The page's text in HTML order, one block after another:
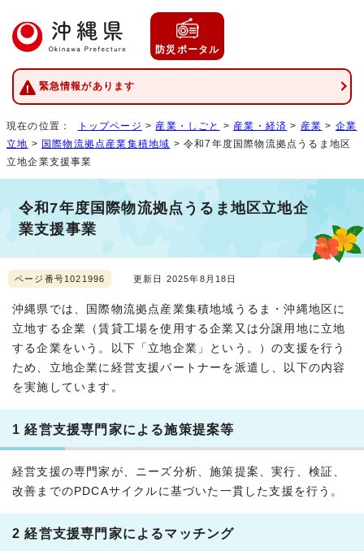
防災ポータル
緊急情報があります
現在の位置： トップページ > 産業・しごと > 産業・経済 > 産業 > 企業
立地 > 国際物流拠点産業集積地域 > 令和7年度国際物流拠点うるま地区
立地企業支援事業
令和7年度国際物流拠点うるま地区立地企
業支援事業
ページ番号1021996 更新日 2025年8月18日
沖縄県では、国際物流拠点産業集積地域うるま・沖縄地区に
立地する企業（賃貸工場を使用する企業又は分譲用地に立地
する企業をいう。以下「立地企業」という。）の支援を行う
ため、立地企業に経営支援パートナーを派遣し、以下の内容
を実施しています。
1 経営支援専門家による施策提案等
経営支援の専門家が、ニーズ分析、施策提案、実行、検証、
改善までのPDCAサイクルに基づいた一貫した支援を行う。
2 経営支援専門家によるマッチング